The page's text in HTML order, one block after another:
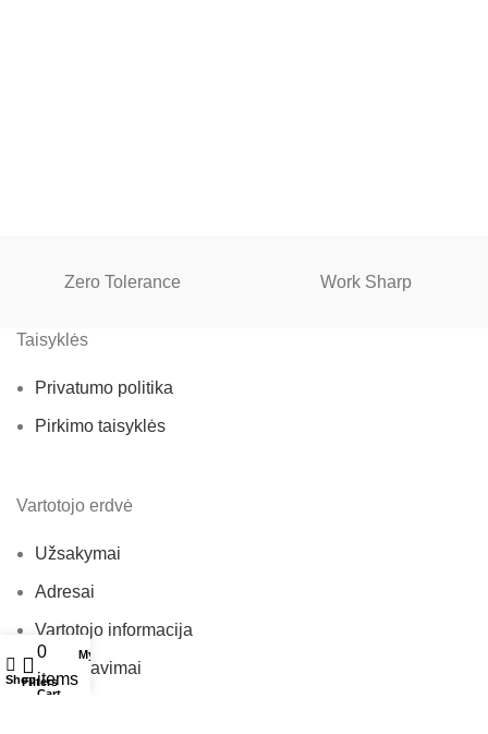
Zero Tolerance Work Sharp
Taisyklės
Privatumo politika
Pirkimo taisyklės
Vartotojo erdvė
Užsakymai
Adresai
Vartotojo informacija
Pageidavimai
ShopFilters
0
items
Cart
My account